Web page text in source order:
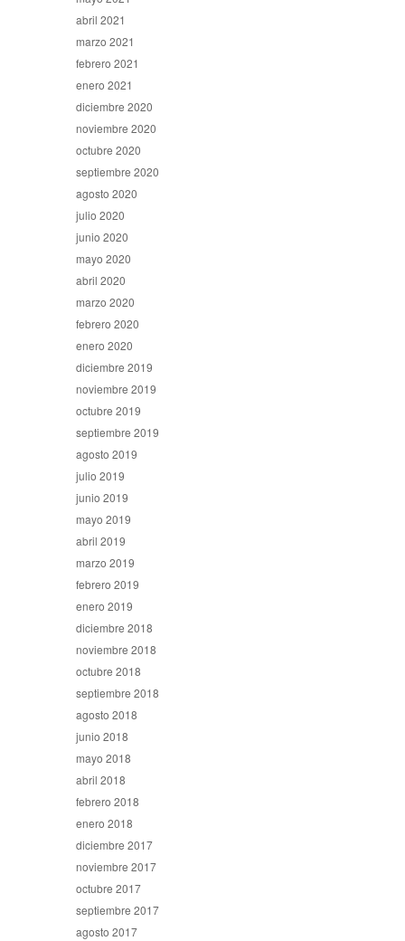
abril 2021
marzo 2021
febrero 2021
enero 2021
diciembre 2020
noviembre 2020
octubre 2020
septiembre 2020
agosto 2020
julio 2020
junio 2020
mayo 2020
abril 2020
marzo 2020
febrero 2020
enero 2020
diciembre 2019
noviembre 2019
octubre 2019
septiembre 2019
agosto 2019
julio 2019
junio 2019
mayo 2019
abril 2019
marzo 2019
febrero 2019
enero 2019
diciembre 2018
noviembre 2018
octubre 2018
septiembre 2018
agosto 2018
junio 2018
mayo 2018
abril 2018
febrero 2018
enero 2018
diciembre 2017
noviembre 2017
octubre 2017
septiembre 2017
agosto 2017